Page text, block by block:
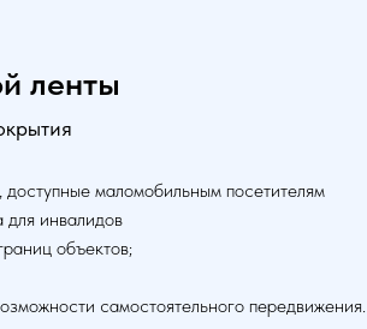
ленты
маломобильным посетителям
инвалидов
объектов;
самостоятельного передвижения.